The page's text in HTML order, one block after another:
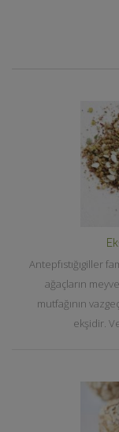
Antepfıstığıgiller
ağaçların
mutfağının
ekşidir.